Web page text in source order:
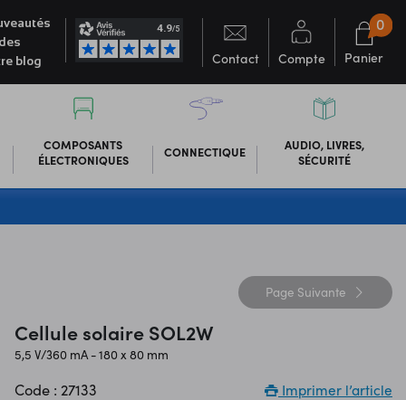
blog
Contact Compte Panier
0
COMPOSANTS
ÉLECTRONIQUES
CONNECTIQUE
AUDIO, LIVRES,
SÉCURITÉ
Page Suivante
Cellule solaire SOL2W
5,5 V/360 mA - 180 x 80 mm
Code : 27133 Imprimer l’article